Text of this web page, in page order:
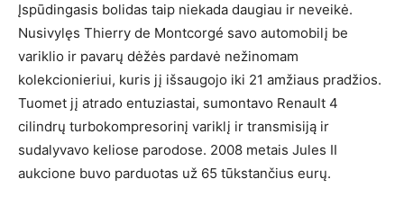
Įspūdingasis bolidas taip niekada daugiau ir neveikė.
Nusivylęs Thierry de Montcorgé savo automobilį be
variklio ir pavarų dėžės pardavė nežinomam
kolekcionieriui, kuris jį išsaugojo iki 21 amžiaus pradžios.
Tuomet jį atrado entuziastai, sumontavo Renault 4
cilindrų turbokompresorinį variklį ir transmisiją ir
sudalyvavo keliose parodose. 2008 metais Jules II
aukcione buvo parduotas už 65 tūkstančius eurų.